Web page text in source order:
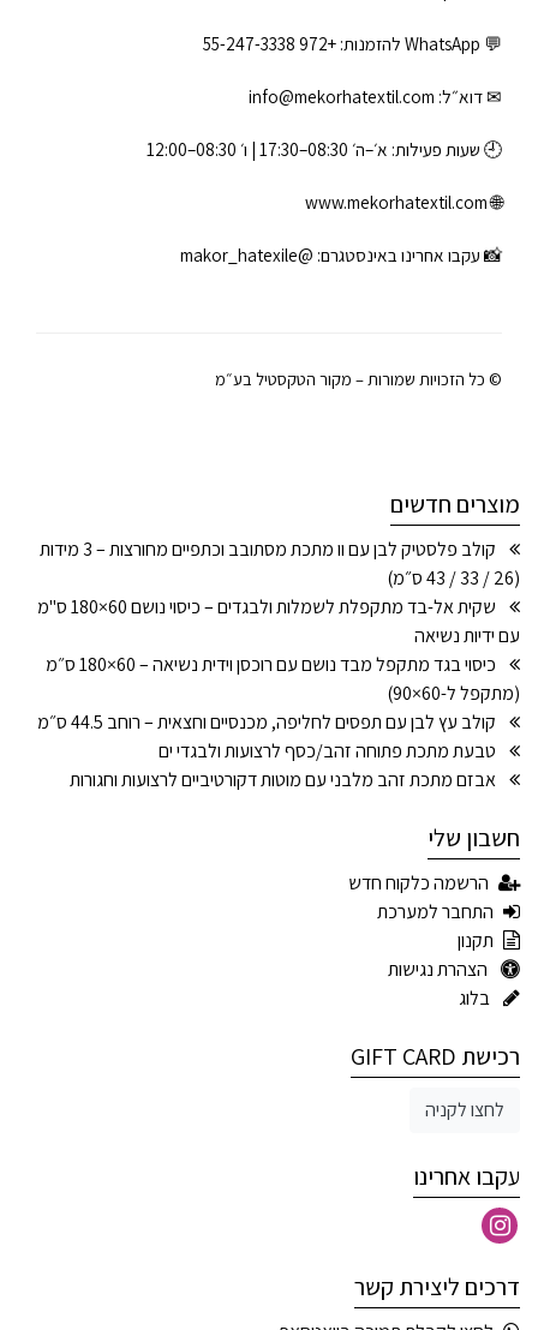
💬 WhatsApp להזמנות: +972 55-247-3338
✉ דוא״ל: info@mekorhatextil.com
🕘 שעות פעילות: א׳–ה׳ 08:30–17:30 | ו׳ 08:30–12:00
🌐
www.mekorhatextil.com
📸 עקבו אחרינו באינסטגרם: @makor_hatexile
© כל הזכויות שמורות – מקור הטקסטיל בע״מ
מוצרים חדשים
קולב פלסטיק לבן עם וו מתכת מסתובב וכתפיים מחורצות – 3 מידות
(26 / 33 / 43 ס״מ)
שקית אל-בד מתקפלת לשמלות ולבגדים – כיסוי נושם 60×180 ס"מ
עם ידיות נשיאה
כיסוי בגד מתקפל מבד נושם עם רוכסן וידית נשיאה – 60×180 ס״מ
(מתקפל ל-60×90)
קולב עץ לבן עם תפסים לחליפה, מכנסיים וחצאית – רוחב 44.5 ס״מ
טבעת מתכת פתוחה זהב/כסף לרצועות ולבגדי ים
אבזם מתכת זהב מלבני עם מוטות דקורטיביים לרצועות וחגורות
חשבון שלי
הרשמה כלקוח חדש
התחבר למערכת
תקנון
הצהרת נגישות
בלוג
רכישת GIFT CARD
לחצו לקניה
עקבו אחרינו
דרכים ליצירת קשר